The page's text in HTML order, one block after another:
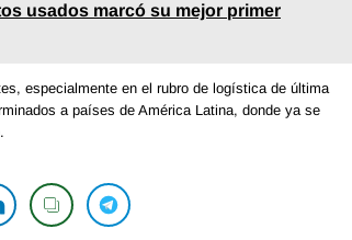
usados marcó su mejor primer
especialmente en el rubro de logística de última
a países de América Latina, donde ya se